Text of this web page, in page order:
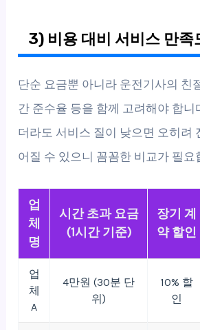
3) 비용 대비 서비스 만족
단순 요금뿐 아니라 운전기사의 친
간 준수율 등을 함께 고려해야 합니
더라도 서비스 질이 낮으면 오히려
어질 수 있으니 꼼꼼한 비교가 필요
업
체
명
시간 초과 요금
(1시간 기준)
장기 계
약 할인
업
체
A
4만원 (30분 단
위)
10% 할
인